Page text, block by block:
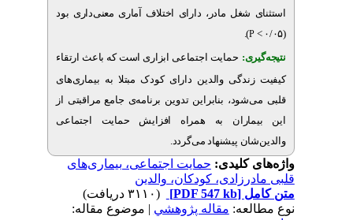
شغل مادر، دارای اختلاف آماری معنی‌داری بود
حمایت اجتماعی ابزاری است که باعث ارتقاء
دارای کودک مبتلا به بیماری‌های
بنابراین تدوین برنامه‌ی جامع مراقبتی از
به همراه افزایش حمایت اجتماعی
پیشنهاد می‌گردد.
حمایت اجتماعی، بیماری‌های
کودکان، والدین
(۳۱۱۰ دریافت)
مقاله پژوهشي| موضوع مقاله: